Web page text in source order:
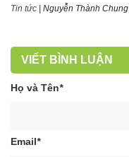
Tin tức Nguyễn Thành Chung
VIẾT BÌNH LUẬN
Họ và Tên*
Email*